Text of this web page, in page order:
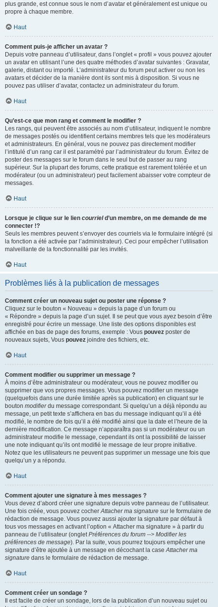
plus grande, est connue sous le nom d’avatar et généralement est unique ou
propre à chaque membre.
Haut
Comment puis-je afficher un avatar ?
Depuis votre panneau d’utilisateur, dans l’onglet « profil » vous pouvez ajouter
un avatar en utilisant l’une des quatre méthodes d’avatar suivantes : Gravatar,
galerie, distant ou importé. L’administrateur du forum peut activer ou non les
avatars et décider de la manière dont ils sont mis à disposition. Si vous ne
pouvez pas utiliser d’avatar, contactez un administrateur du forum.
Haut
Qu’est-ce que mon rang et comment le modifier ?
Les rangs, qui peuvent être associés au nom d’utilisateur, indiquent le nombre
de messages postés ou identifient certains membres tels que les modérateurs
et administrateurs. En général, vous ne pouvez pas directement modifier
l’intitulé d’un rang car il est paramétré par l’administrateur du forum. Évitez de
poster des messages sur le forum dans le seul but de passer au rang
supérieur. Sur la plupart des forums, cette pratique est rarement tolérée et un
modérateur (ou un administrateur) peut facilement abaisser votre compteur de
messages.
Haut
Lorsque je clique sur le lien courrield’un membre, on me demande de me
connecter !?
Seuls les membres peuvent s’envoyer des courriels via le formulaire intégré (si
la fonction a été activée par l’administrateur). Ceci pour empêcher l’utilisation
malveillante de la fonctionnalité par les invités.
Haut
Problèmes liés à la publication de messages
Comment créer un nouveau sujet ou poster une réponse ?
Cliquez sur le bouton « Nouveau » depuis la page d’un forum ou
« Répondre » depuis la page d’un sujet. Il se peut que vous ayez besoin d’être
enregistré pour écrire un message. Une liste des options disponibles est
affichée en bas de page des forums, exemple : Vous pouvez poster de
nouveaux sujets, Vous pouvez joindre des fichiers, etc.
Haut
Comment modifier ou supprimer un message ?
À moins d’être administrateur ou modérateur, vous ne pouvez modifier ou
supprimer que vos propres messages. Vous pouvez modifier un message
(quelquefois dans une durée limitée après sa publication) en cliquant sur le
bouton modifierdu message correspondant. Si quelqu’un a déjà répondu au
message, un petit texte s’affichera en bas du message indiquant qu’il a été
modifié, le nombre de fois qu’il a été modifié ainsi que la date et l’heure de la
dernière modification. Ce message n’apparaîtra pas si un modérateur ou un
administrateur modifie le message, cependant ils ont la possibilité de laisser
une note indiquant qu’ils ont modifié le message de leur propre initiative.
Notez que les utilisateurs ne peuvent pas supprimer un message une fois que
quelqu’un y a répondu.
Haut
Comment ajouter une signature à mes messages ?
Vous devez d’abord créer une signature depuis votre panneau de l’utilisateur.
Une fois créée, vous pouvez cocherAttacher ma signature sur le formulaire de
rédaction de message. Vous pouvez aussi ajouter la signature par défaut à
tous vos messages en activant l’option « Attacher ma signature » à partir du
panneau de l’utilisateur (ongletPréférences du forum --> Modifier les
préférences de message). Par la suite, vous pourrez toujours empêcher une
signature d’être ajoutée à un message en décochant la caseAttacher ma
signature dans le formulaire de rédaction de message.
Haut
Comment créer un sondage ?
Il est facile de créer un sondage, lors de la publication d’un nouveau sujet ou